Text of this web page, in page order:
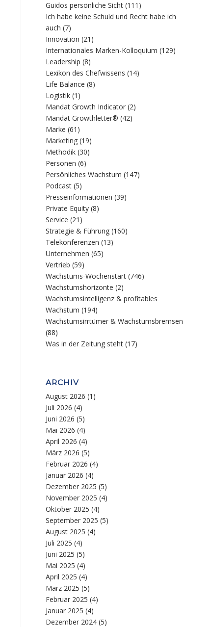
Guidos persönliche Sicht (111)
Ich habe keine Schuld und Recht habe ich
auch (7)
Innovation (21)
Internationales Marken-Kolloquium (129)
Leadership (8)
Lexikon des Chefwissens (14)
Life Balance (8)
Logistik (1)
Mandat Growth Indicator (2)
Mandat Growthletter® (42)
Marke (61)
Marketing (19)
Methodik (30)
Personen (6)
Persönliches Wachstum (147)
Podcast (5)
Presseinformationen (39)
Private Equity (8)
Service (21)
Strategie & Führung (160)
Telekonferenzen (13)
Unternehmen (65)
Vertrieb (59)
Wachstums-Wochenstart (746)
Wachstumshorizonte (2)
Wachstumsintelligenz & profitables
Wachstum (194)
Wachstumsirrtümer & Wachstumsbremsen
(88)
Was in der Zeitung steht (17)
ARCHIV
August 2026 (1)
Juli 2026 (4)
Juni 2026 (5)
Mai 2026 (4)
April 2026 (4)
März 2026 (5)
Februar 2026 (4)
Januar 2026 (4)
Dezember 2025 (5)
November 2025 (4)
Oktober 2025 (4)
September 2025 (5)
August 2025 (4)
Juli 2025 (4)
Juni 2025 (5)
Mai 2025 (4)
April 2025 (4)
März 2025 (5)
Februar 2025 (4)
Januar 2025 (4)
Dezember 2024 (5)